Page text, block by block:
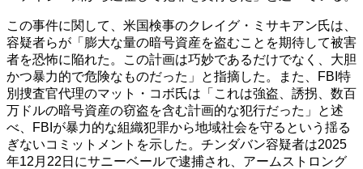
この事件に関して、米国検事のクレイグ・ミサキアン氏は、
容疑者らが「膨大な量の暗号資産を盗むことを期待して被害
者を恐怖に陥れた。この計画は巧妙であるだけでなく、大胆
かつ暴力的で危険なものだった」と指摘した。また、FBI特
別捜査官代理のマット・コボ氏は「これは強盗、誘拐、数百
万ドルの暗号資産の窃盗を含む計画的な犯行だった」と述
べ、FBIが暴力的な組織犯罪から地域社会を守るという揺る
ぎないコミットメントを示した。チンダバン容疑者は2025
年12月22日にサニーベールで逮捕され、アームストロング